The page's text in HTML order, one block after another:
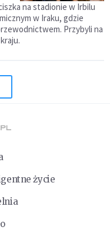
na stadionie w Irbilu
w Iraku, gdzie
Przybyli na
życie